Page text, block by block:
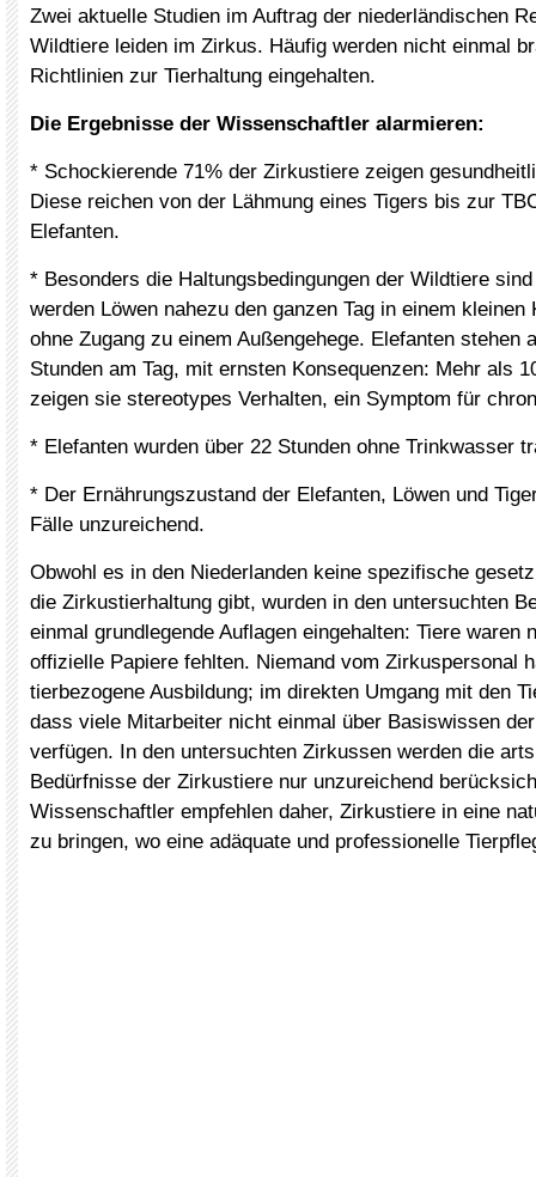
Zwei aktuelle Studien im Auftrag der niederländischen
Wildtiere leiden im Zirkus. Häufig werden nicht einmal
Richtlinien zur Tierhaltung eingehalten.
Die Ergebnisse der Wissenschaftler alarmieren:
* Schockierende 71% der Zirkustiere zeigen
Diese reichen von der Lähmung eines Tigers bis zur
Elefanten.
* Besonders die Haltungsbedingungen der Wildtiere
werden Löwen nahezu den ganzen Tag in einem kleinen
ohne Zugang zu einem Außengehege. Elefanten stehen
Stunden am Tag, mit ernsten Konsequenzen: Mehr als
zeigen sie stereotypes Verhalten, ein Symptom für
* Elefanten wurden über 22 Stunden ohne Trinkwasser
* Der Ernährungszustand der Elefanten, Löwen und
Fälle unzureichend.
Obwohl es in den Niederlanden keine spezifische
die Zirkustierhaltung gibt, wurden in den untersuchten
einmal grundlegende Auflagen eingehalten: Tiere waren
offizielle Papiere fehlten. Niemand vom Zirkuspersonal
tierbezogene Ausbildung; im direkten Umgang mit den
dass viele Mitarbeiter nicht einmal über Basiswissen
verfügen. In den untersuchten Zirkussen werden die
Bedürfnisse der Zirkustiere nur unzureichend
Wissenschaftler empfehlen daher, Zirkustiere in eine
zu bringen, wo eine adäquate und professionelle